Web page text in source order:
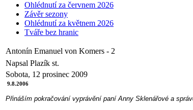
Ohlédnutí za červnem 2026
Závěr sezony
Ohlédnutí za květnem 2026
Tváře bez hranic
Antonín Emanuel von Komers - 2
Napsal Plazík st.
Sobota, 12 prosinec 2009
9.8.2006
Přináším pokračování vyprávění paní Anny Sklenářové a